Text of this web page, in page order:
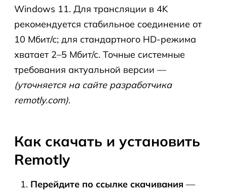
Windows 11. Для трансляции в 4K
рекомендуется стабильное соединение от
10 Мбит/с; для стандартного HD-режима
хватает 2–5 Мбит/с. Точные системные
требования актуальной версии —
(уточняется на сайте разработчика
remotly.com).
Как скачать и установить
Remotly
Перейдите по ссылке скачивания —